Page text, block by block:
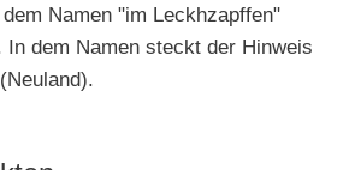
& Service
Namen "im Leckhzapffen"
In dem Namen steckt der Hinweis